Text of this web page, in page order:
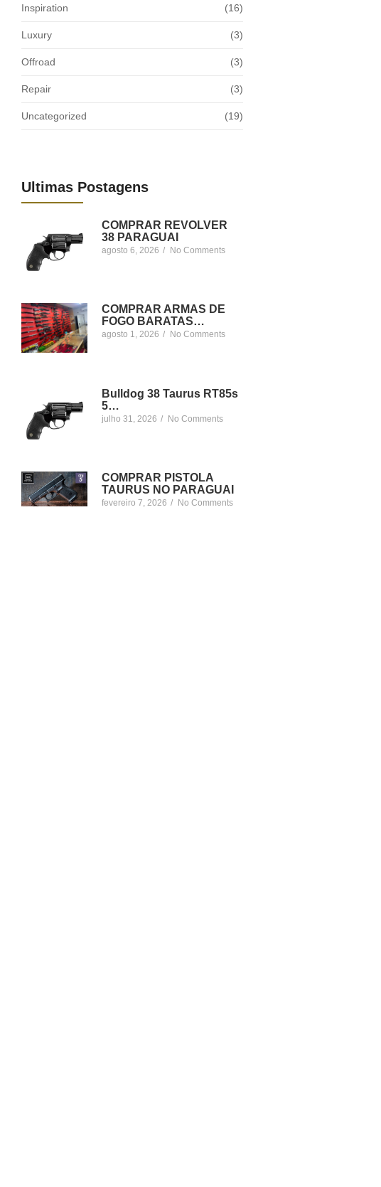
Inspiration (16)
Luxury (3)
Offroad (3)
Repair (3)
Uncategorized (19)
Ultimas Postagens
COMPRAR REVOLVER
38 PARAGUAI
agosto 6, 2026 / No Comments
COMPRAR ARMAS DE
FOGO BARATAS…
agosto 1, 2026 / No Comments
Bulldog 38 Taurus RT85s
5…
julho 31, 2026 / No Comments
COMPRAR PISTOLA
TAURUS NO PARAGUAI
fevereiro 7, 2026 / No Comments